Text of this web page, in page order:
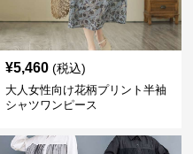
¥5,460 (税込)
大人女性向け花柄プリント半袖
シャツワンピース